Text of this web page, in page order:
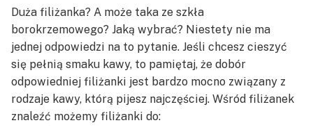
Duża filiżanka? A może taka ze szkła
borokrzemowego? Jaką wybrać? Niestety nie ma
jednej odpowiedzi na to pytanie. Jeśli chcesz cieszyć
się pełnią smaku kawy, to pamiętaj, że dobór
odpowiedniej filiżanki jest bardzo mocno związany z
rodzaje kawy, którą pijesz najczęściej. Wśród filiżanek
znaleźć możemy filiżanki do: